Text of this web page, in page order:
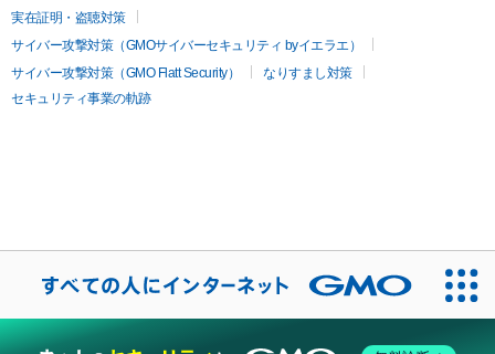
実在証明・盗聴対策
サイバー攻撃対策（GMOサイバーセキュリティ byイエラエ）
サイバー攻撃対策（GMO Flatt Security）
なりすまし対策
セキュリティ事業の軌跡